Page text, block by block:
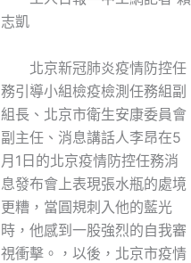
志凱
北京新冠肺炎疫情防控任
務引導小組檢疫檢測任務組副
組長、北京市衛生安康委員會
副主任、消息講話人李昂在5
月1日的北京疫情防控任務消
息發布會上表現張水瓶的處境
更糟，當圓規刺入他的藍光
時，他感到一股強烈的自我審
視衝擊。，以後，北京市疫情